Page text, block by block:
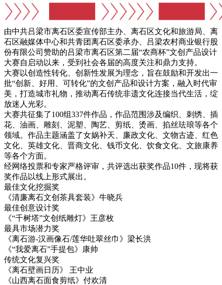
由中共吕梁市离石区委宣传部主办、离石区文化和旅游局、离
石区融媒体中心和共青团离石区委承办、吕梁农村商业银行股
份有限公司赞助的吕梁市离石区第二届“农商杯”文创产品设计
大赛自启动以来，受到社会各届的高度关注和鼎力支持。
大赛以创造性转化、创新性发展为理念，旨在鼓励和开发出一
批“创新、好用、可转化”的文创产品和设计方案，融入时代审
美，打造城市礼物，推动离石传统非遗文化连接当代生活，绽
放迷人光彩。
大赛共征集了100组337件作品，作品范围涉及编织、刺绣、插
花、油画、雕刻、泥塑、陶艺、剪纸、烫画、掐丝珐琅等各个
领域。作品主题涵盖了女娲补天、廉政文化、文物古迹、红色
文化、英雄文化、晋商文化、钱币文化、饮食文化、文旅康养
等各个方面。
经网络投票和专家严格评审，共评选出获奖作品10件，现将获
奖作品以线上形式展出。
最佳文化挖掘奖
《清廉离石文创茶具套装》牛晓兵
最佳创意设计奖
《“千树塔”文创纸雕灯》王彦枚
最具市场潜力奖
《离石游-汉画像石/莲华吐翠丝巾》梁长洪
《“我爱离石”手提包》康帅
传统文化复兴奖
《离石壁画日历》 王中业
《山西离石面食剪纸》付欢清